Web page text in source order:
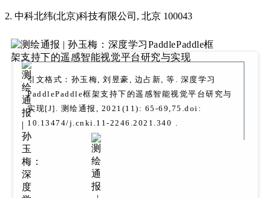
2. 中科北纬(北京)科技有限公司, 北京 100043
引文格式：孙玉梅, 刘昱豪, 边占新, 等. 深度学习
PaddlePaddle框架支持下的遥感智能视觉平台研究与
实现[J]. 测绘通报, 2021(11): 65-69,75.doi:
10.13474/j.cnki.11-2246.2021.340